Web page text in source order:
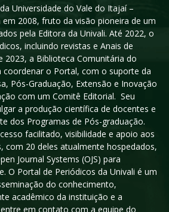
Universidade do Vale do Itajaí –
2008, fruto da visão pioneira de um
pela Editora da Univali. Até 2022, o
incluindo revistas e Anais de
2023, a Biblioteca Comunitária do
coordenar o Portal, com o suporte da
Pós-Graduação, Extensão e Inovação
com um Comitê Editorial. Seu
a produção científica de docentes e
dos Programas de Pós-graduação.
facilitado, visibilidade e apoio aos
com 20 deles atualmente hospedados,
Journal Systems (OJS) para
O Portal de Periódicos da Univali é um
do conhecimento,
acadêmico da instituição e a
em contato com a equipe do